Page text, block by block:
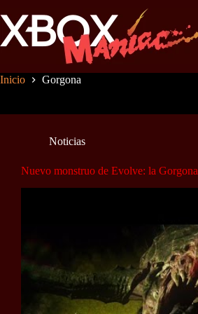
al
contenido
Inicio Gorgona
Noticias
Nuevo monstruo de Evolve: la Gorgona